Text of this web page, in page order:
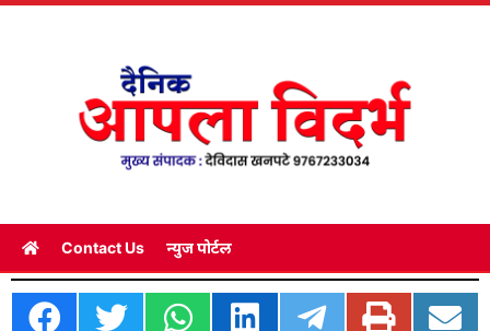
Contact Us न्युज पोर्टल